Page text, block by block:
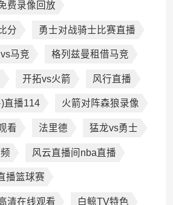
费录像回放
分 勇士对战骑士比赛直播
马竞 格列兹曼租借马竞
开拓vs火箭 风行直播
直播114 火箭对阵森狼录像
看 法里德 猛龙vs勇士
风云直播间nba直播
播篮球赛
清在线观看 白鲸TV特色